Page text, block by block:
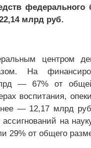
федерального
млрд руб.
центром
На
— 67% от
воспитания,
— 12,17 млрд
на
29% от общего